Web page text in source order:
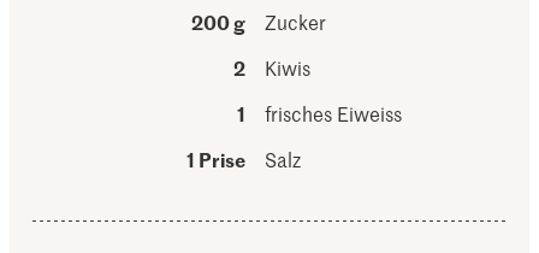
200 g
Zucker
2
Kiwis
1
frisches Eiweiss
1 Prise
Salz